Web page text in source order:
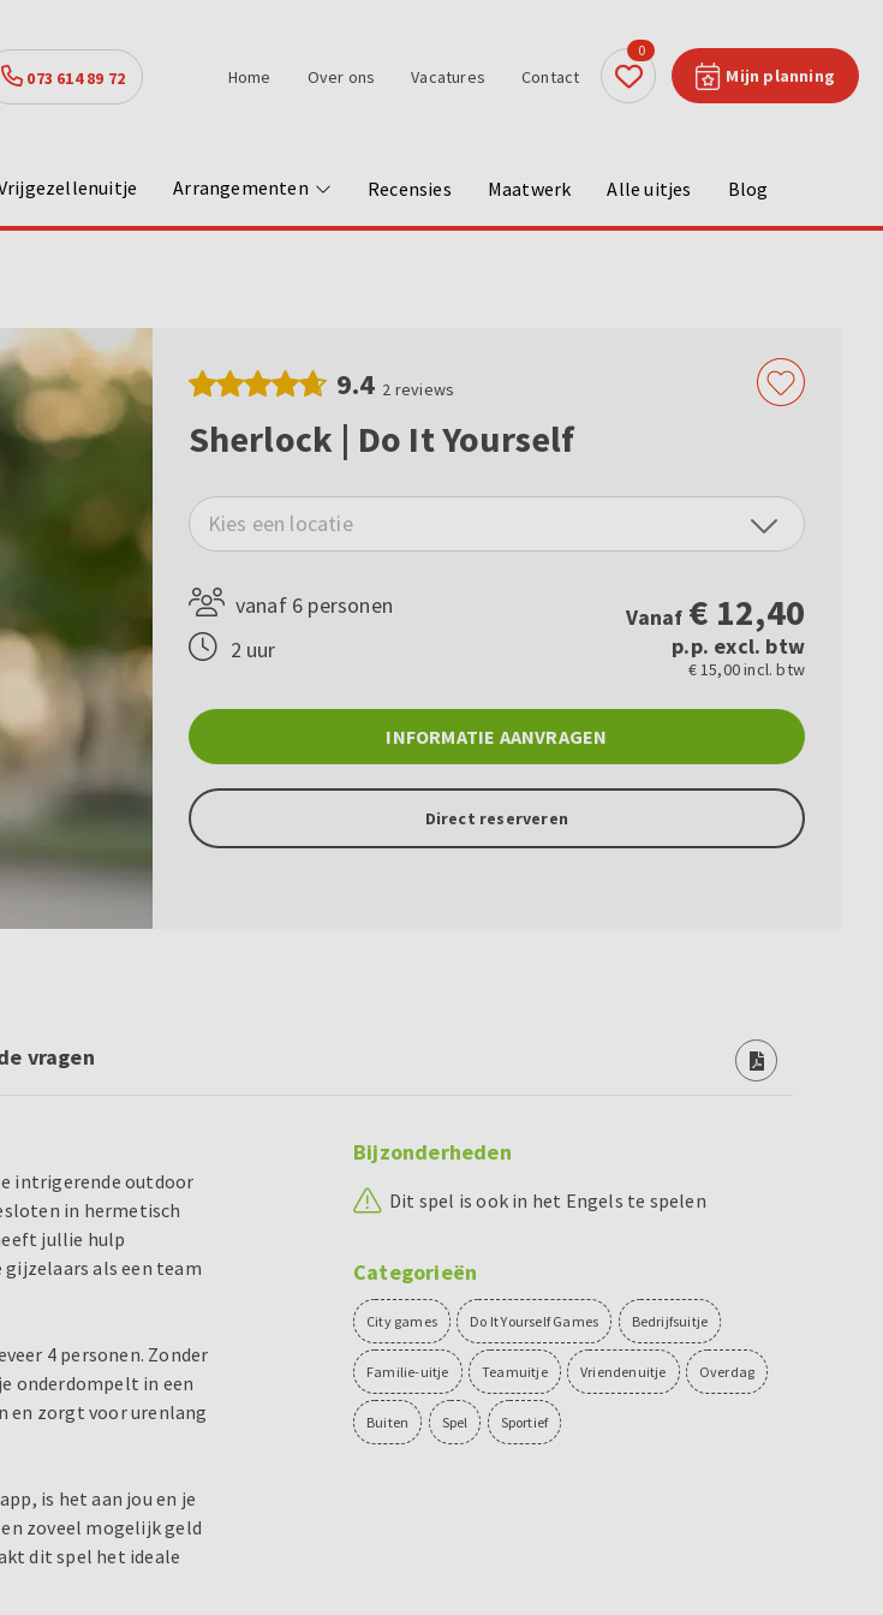
073 614 89 72 Mijn planning
0
Home Over ons Vacatures Contact
Arrangementen Recensies Maatwerk Alle uitjes Blog
9.4 2 reviews
Sherlock | Do It Yourself
Kies een locatie
vanaf 6 personen
2 uur
Vanaf € 12,40
p.p. excl. btw
€ 15,00 incl. btw
INFORMATIE AANVRAGEN
Direct reserveren
vragen
intrigerende outdoor
in hermetisch
jullie hulp
gijzelaars als een team
4 personen. Zonder
onderdompelt in een
en zorgt voor urenlang
is het aan jou en je
zoveel mogelijk geld
dit spel het ideale
Bijzonderheden
Dit spel is ook in het Engels te spelen
Categorieën
City games Do It Yourself Games Bedrijfsuitje
Familie-uitje Teamuitje Vriendenuitje Overdag
Buiten Spel Sportief